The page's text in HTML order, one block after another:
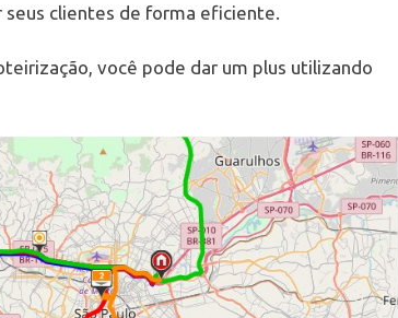
clientes de forma eficiente.
você pode dar um plus utilizando